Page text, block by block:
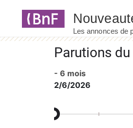
Parutions
- 6 mois
2/6/2026